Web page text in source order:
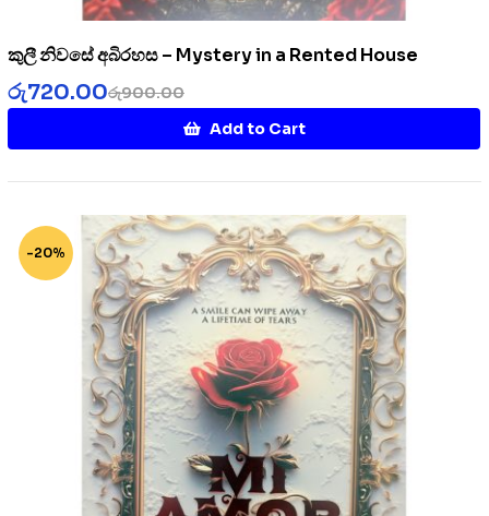
කුලී නිවසේ අබිරහස – Mystery in a Rented House
රු900.00
රු720.00
Add to Cart
-20%